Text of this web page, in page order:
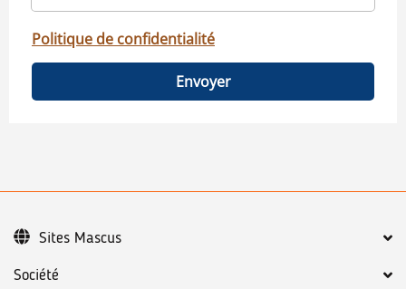
Politique de confidentialité
Envoyer
Société
Sites Mascus